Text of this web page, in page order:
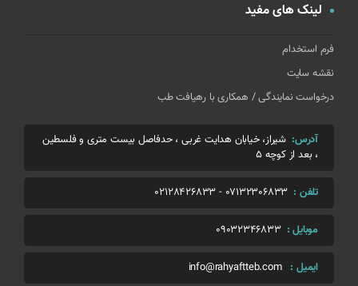
لینک های مفید
فرم استخدام
نقشه سایت
درخواست نمایندگی / همکاری با رهیافت طب
آدرس: شیراز، خیابان هدایت غربی ، حدفاصل بیست متری و فلسطین
، بعد از کوچه 5
تلفن : 07132306833
-
02128426833
موبایل : 09032346833
ایمیل : info@rahyaftteb.com